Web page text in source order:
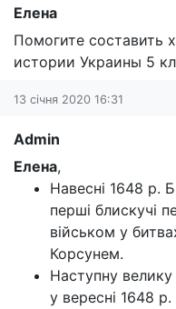
Елена
Помогите составить
истории Украины 5
13 січня 2020 16:31
Admin
Елена,
Навесні 1648 р.
перші блискучі
військом у
Корсунем.
Наступну
у вересні 1648